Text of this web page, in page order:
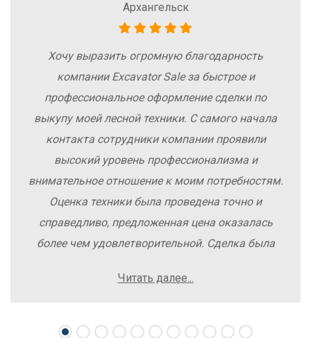
Архангельск
Хочу выразить огромную благодарность
компании Excavator Sale за быстрое и
профессиональное оформление сделки по
выкупу моей лесной техники. С самого начала
контакта сотрудники компании проявили
высокий уровень профессионализма и
внимательное отношение к моим потребностям.
Оценка техники была проведена точно и
справедливо, предложенная цена оказалась
более чем удовлетворительной. Сделка была
осложнений. Рекомендую компанию Excavator
свою спецтехнику.
Читать далее...